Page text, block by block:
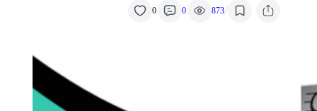
0 0 873/